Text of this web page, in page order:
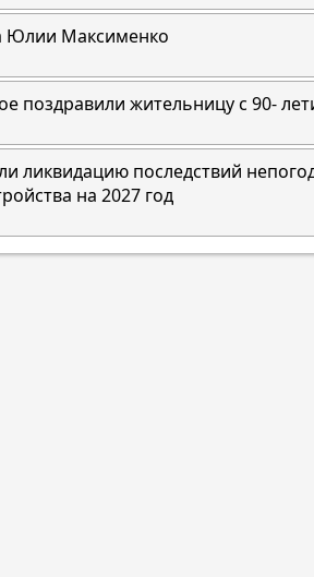
Юлии Максименко
поздравили жительницу с 90-
ликвидацию последствий
на 2027 год